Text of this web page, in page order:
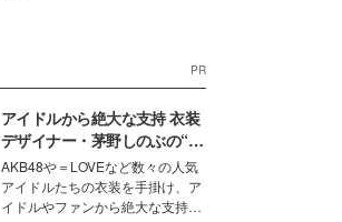
PR
アイドルから絶大な支持 衣装
デザイナー・茅野しのぶの“可
愛い”を作る美学＜「シチズン
クロスシー」インタビュー＞
AKB48や＝LOVEなど数々の人気
アイドルたちの衣装を手掛け、ア
イドルやファンから絶大な支持を